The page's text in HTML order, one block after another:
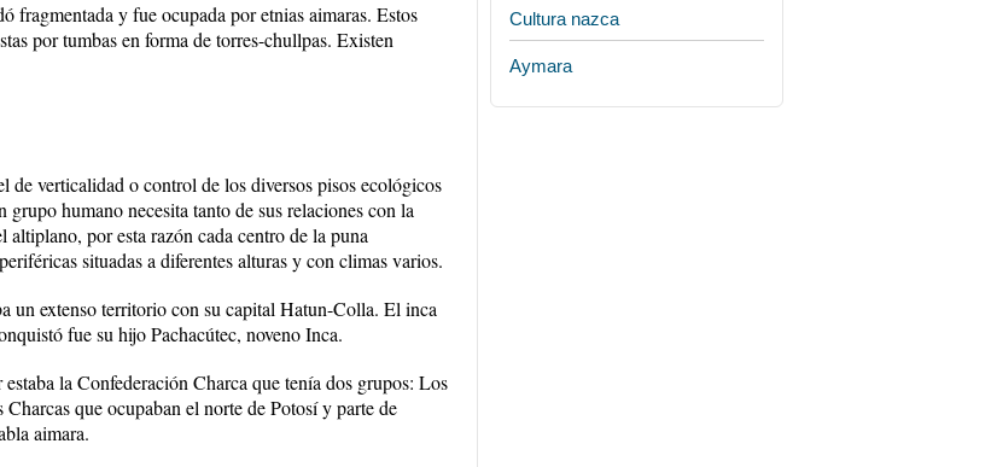
y fue ocupada por etnias aimaras. Estos
por tumbas en forma de torres-chullpas. Existen
de verticalidad o control de los diversos pisos ecológicos
humano necesita tanto de sus relaciones con la
por esta razón cada centro de la puna
situadas a diferentes alturas y con climas varios.
extenso territorio con su capital Hatun-Colla. El inca
fue su hijo Pachacútec, noveno Inca.
la Confederación Charca que tenía dos grupos: Los
que ocupaban el norte de Potosí y parte de
aimara.
Cultura nazca
Aymara